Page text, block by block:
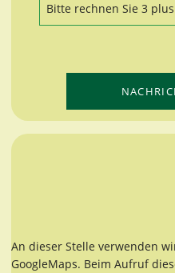
Bitte rechnen Sie 3
An dieser Stelle verwenden
GoogleMaps. Beim Aufruf